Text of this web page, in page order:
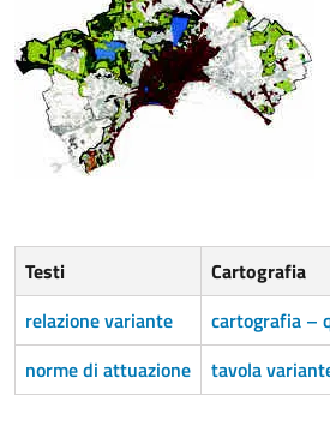
Testi
Cartografia
relazione variante
cartografia –
norme di attuazione
tavola